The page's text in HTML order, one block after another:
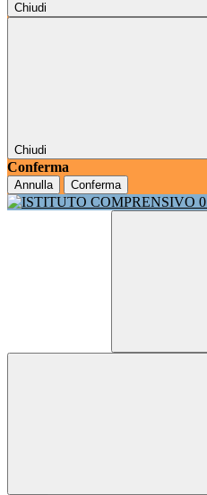
Chiudi
Chiudi
Conferma
Annulla Conferma